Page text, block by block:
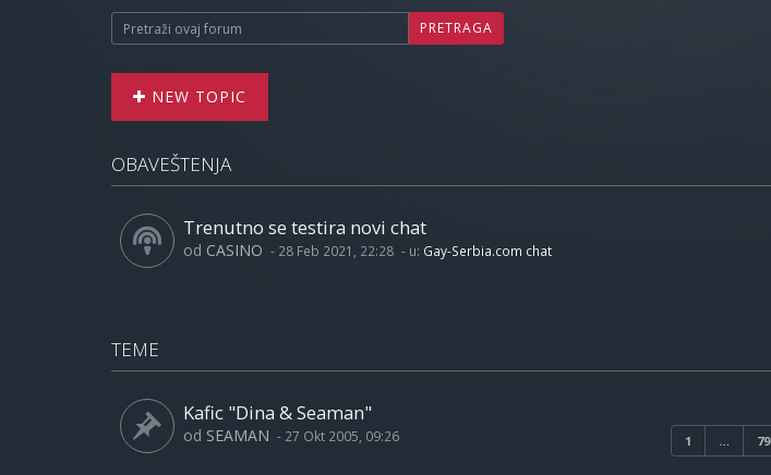
PRETRAGA
NEW TOPIC
OBAVEŠTENJA
Trenutno se testira novi chat
od CASINO - 28 Feb 2021, 22:28 - u: Gay-Serbia.com chat
TEME
Kafic "Dina & Seaman"
1 … 79
od SEAMAN - 27 Okt 2005, 09:26